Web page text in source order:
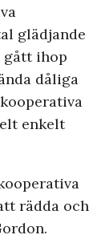
glädjande
gått ihop
dåliga
enkelt
rädda och